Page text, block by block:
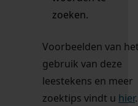
zoeken.
Voorbeelden van
gebruik van deze
leestekens en meer
zoektips vindt u hier.